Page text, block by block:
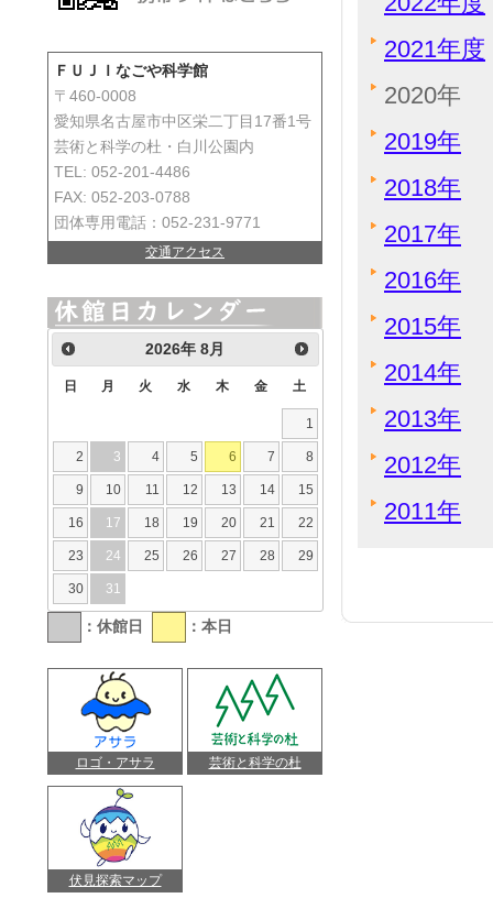
2021年度
2020年
2019年
2018年
2017年
2016年
2015年
2014年
2013年
2012年
2011年
ＦＵＪＩなごや科学館
〒460-0008
愛知県名古屋市中区栄二丁目17番1号
芸術と科学の杜・白川公園内
TEL: 052-201-4486
FAX: 052-203-0788
団体専用電話：052-231-9771
交通アクセス
2026年8月
日 月 火 水 木 金 土
1
2 3 4 5 6 7 8
9 10 11 12 13 14 15
16 17 18 19 20 21 22
23 24 25 26 27 28 29
30 31
：休館日 ：本日
ロゴ・アサラ 芸術と科学の杜
伏見探索マップ